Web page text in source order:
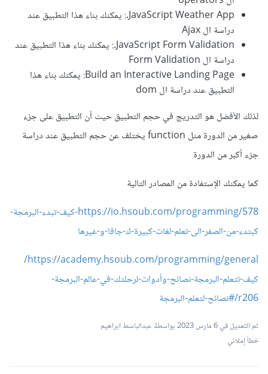
JavaScript Weather App.: يمكنك بناء هذا التطبيق عند
دراسة ال Ajax
JavaScript Form Validation.: يمكنك بناء هذا التطبيق عند
دراسة ال Form Validation
Build an Interactive Landing Page: يمكنك بناء هذا
التطبيق عند دراسة ال dom
لذلك الأفضل هو التدريج في حجم التطبيق حيث أن التطبيق على جزء
صغير من الدورة مثل function يختلف عن حجم التطبيق عند دراسة
جزء أكبر من الدورة
كما يمكنك الإستفادة من المصادر التالية
https://io.hsoub.com/programming/578-كيف-تبدء-البرمجة-
كبتدء-من-الصفر-الى-تعلم-لغات-كبيرة-ك-جافا-و-غيرها
https://academy.hsoub.com/programming/general/
كيف-تتعلم-البرمجة-نصائح-وأدوات-لرحلتك-في-عالم-البرمجة-
r206/#نصائح-لتعلم-البرمجة
تم التعديل في6 مارس 2023
بواسطة عبدالباسط ابراهيم
خطأ إملائي